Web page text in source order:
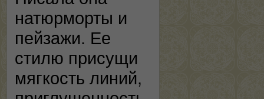
натюрморты и
пейзажи. Ее
стилю присущи
мягкость линий,